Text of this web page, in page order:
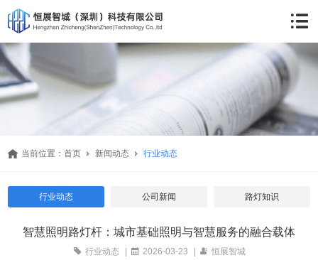
当前位置：首页 新闻动态 行业动态
行业动态 公司新闻 路灯知识
智慧照明路灯杆：城市基础照明与智慧服务的融合载体
行业动态 2026-03-23 恒展智城